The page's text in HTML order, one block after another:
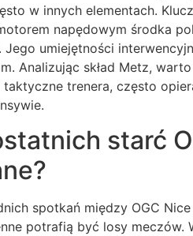
w innych elementach.
napędowym środka
Jego umiejętności
Analizując skład Metz,
taktyczne trenera, często
starć
spotkań między OGC
potrafią być losy